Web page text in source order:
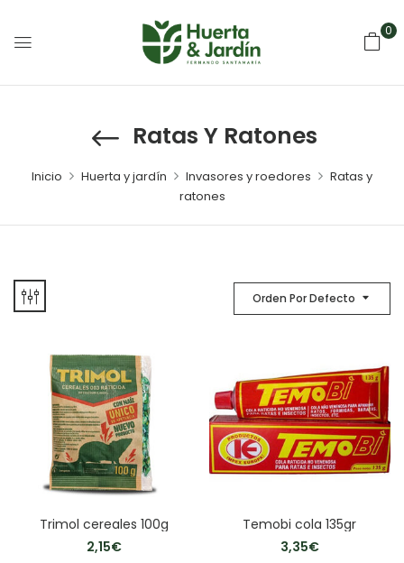
0
Ratas Y Ratones
Inicio Huerta y jardín Invasores y roedores
Ratas y
ratones
Orden Por Defecto
Trimol cereales 100g
2,15€
Temobi cola 135gr
3,35€